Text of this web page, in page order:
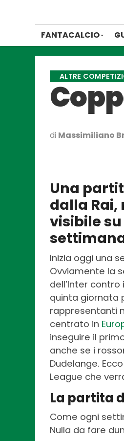
FANTACALCIO
ALTRE
di Massimiliano
Una
dalla Rai,
visibile
Inizia oggi una
Ovviamente la
dell’Inter
quinta giornata
rappresentanti
centrato in
inseguire il
anche se i
Dudelange.
League che
La partita
Come ogni
Nulla da fare